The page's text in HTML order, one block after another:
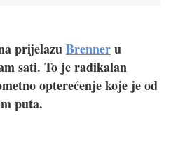
prijelazuBrenneru
sati. To je radikalan
opterećenje koje je od
puta.